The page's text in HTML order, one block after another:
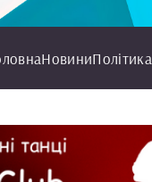
НовиниПолітика